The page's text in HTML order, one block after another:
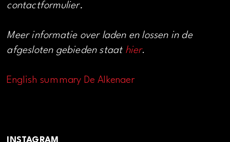
contactformulier.
Meer informatie over laden en lossen in de
afgesloten gebieden staat hier.
English summary De Alkenaer
INSTAGRAM